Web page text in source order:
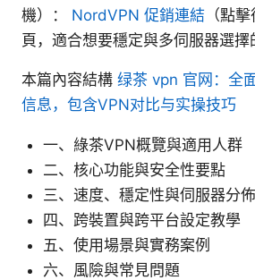
機）： NordVPN 促銷連結 （點
頁，適合想要穩定與多伺服器選擇
本篇內容結構 绿茶 vpn 官网：全
信息，包含VPN对比与实操技巧
一、綠茶VPN概覽與適用人群
二、核心功能與安全性要點
三、速度、穩定性與伺服器分
四、跨裝置與跨平台設定教學
五、使用場景與實務案例
六、風險與常見問題